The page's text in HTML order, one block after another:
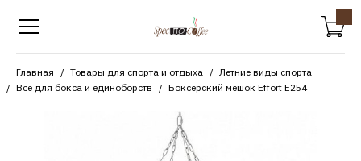
Главная Товары для спорта и отдыха
Летние виды спорта
Все для бокса и единоборств
Боксерский мешок Effort E254